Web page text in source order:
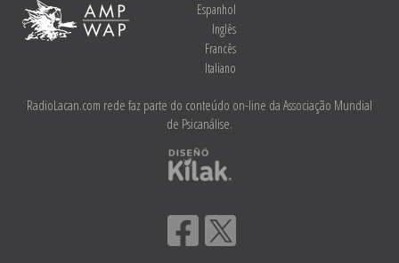
Espanhol
Inglês
Francês
Italiano
RadioLacan.com rede faz parte do conteúdo on-line da Associação Mundial
de Psicanálise.